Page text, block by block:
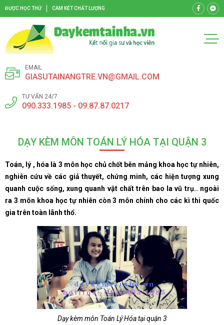
ĐƯỢC HỌC THỬ CAM KẾT CHẤT LƯỢNG
EMAIL
GIASUTAINANGTRE.VN@GMAIL.COM
TƯ VẤN 24/7
090.333.1985 - 09.87.87.0217
DẠY KÈM MÔN TOÁN LÝ HÓA TẠI QUẬN 3
Toán, lý , hóa là 3 môn học chủ chốt bên mảng khoa học tự nhiên,
nghiên cứu về các giả thuyết, chứng minh, các hiện tượng xung
quanh cuộc sống, xung quanh vật chất trên bao la vũ trụ.. ngoài
ra 3 môn khoa học tự nhiên còn 3 môn chính cho các kì thi quốc
gia trên toàn lãnh thổ.
Dạy kèm môn Toán Lý Hóa tại quận 3